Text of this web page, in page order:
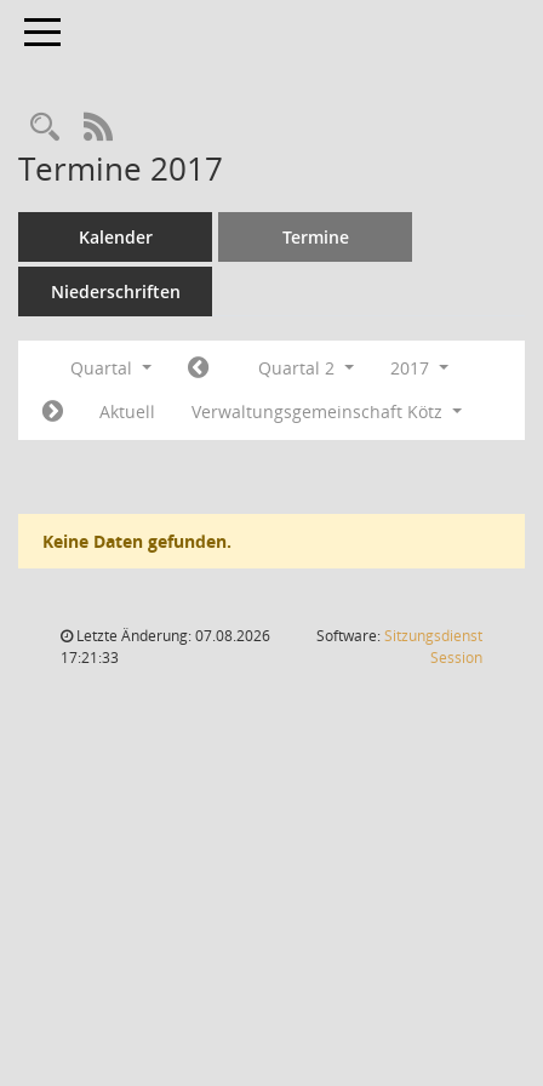
Toggle navigation
RSS-Feed
Termine 2017
Kalender Termine
Niederschriften
Quartal Quartal 2
2017
Aktuell
Verwaltungsgemeinschaft Kötz
Keine Daten gefunden.
Letzte Änderung: 07.08.2026
17:21:33
Software:Sitzungsdienst
Session(Wird in